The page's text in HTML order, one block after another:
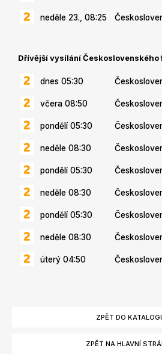
neděle 23., 08:25
Dřívější vysílání
dnes 05:30
včera 08:50
pondělí 05:30
neděle 08:30
pondělí 05:30
neděle 08:30
pondělí 05:30
neděle 08:30
úterý 04:50
ZPĚT DO
ZPĚT NA HLAVNÍ